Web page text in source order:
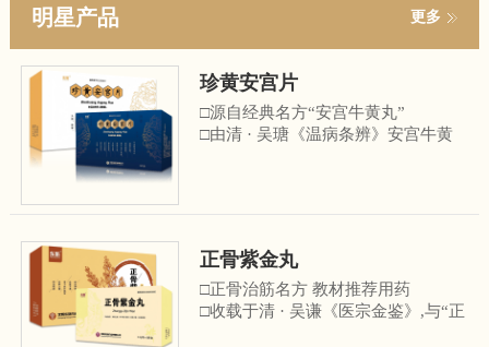
更多
明星产品
珍黄安宫片
□源自经典名方“安宫牛黄丸”
□由清 · 吴瑭《温病条辨》安宫牛黄
眠障碍等多种疾病 ……
正骨紫金丸
□正骨治筋名方 教材推荐用药
□收载于清 · 吴谦《医宗金鉴》,与“正